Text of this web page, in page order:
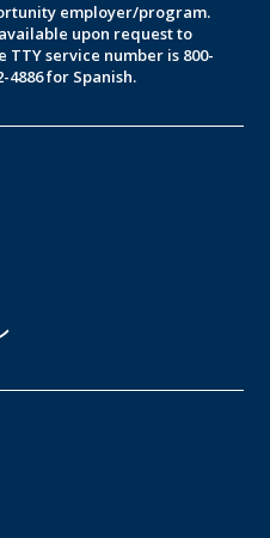
employer/program.
upon request to
service number is 800-
4886 for Spanish.